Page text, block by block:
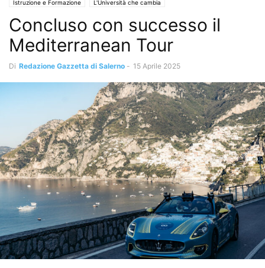
Istruzione e Formazione L'Università che cambia
Concluso con successo il
Mediterranean Tour
Di Redazione Gazzetta di Salerno - 15 Aprile 2025